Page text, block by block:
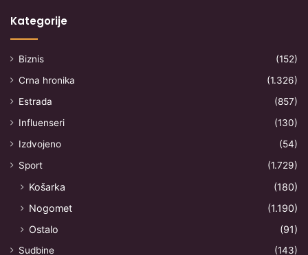
Kategorije
Biznis
(152)
Crna hronika
(1.326)
Estrada
(857)
Influenseri
(130)
Izdvojeno
(54)
Sport
(1.729)
Košarka
(180)
Nogomet
(1.190)
Ostalo
(91)
Sudbine
(143)